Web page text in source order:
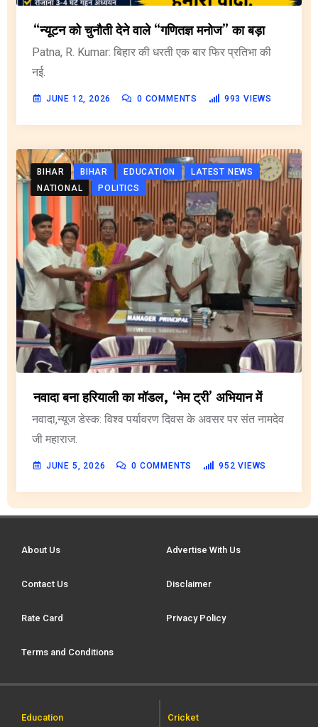
“न्यूटन को चुनौती देने वाले “गणितज्ञ मनोज” का बड़ा
Patna, R. Kumar: बिहार की धरती एक बार फिर प्रतिभा की
नई.
JUNE 12, 2026 0 COMMENTS 993 VIEWS
BIHAR BIHAR EDUCATION
LATEST NEWS
NATIONAL
POLITICS
नवादा बना हरियाली का मॉडल, ‘नेम ट्री’ अभियान में
नवादा,न्यूज डेस्क: विश्व पर्यावरण दिवस के अवसर पर संत नामदेव
जी महाराज.
JUNE 5, 2026 0 COMMENTS 952 VIEWS
About Us Advertise With Us
Contact Us Disclaimer
Rate Card Privacy Policy
Terms and Conditions
Education Cricket